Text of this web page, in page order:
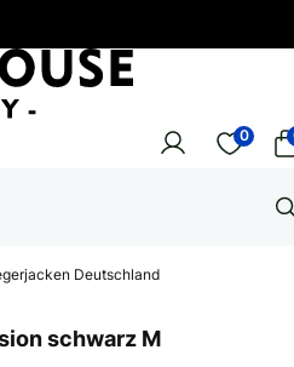
0
Deutschland
schwarz M